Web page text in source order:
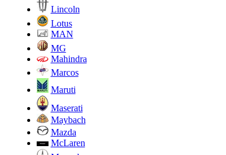
Lincoln
Lotus
MAN
MG
Mahindra
Marcos
Maruti
Maserati
Maybach
Mazda
McLaren